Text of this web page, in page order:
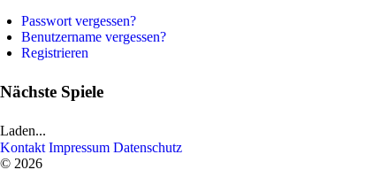
Passwort vergessen?
Benutzername vergessen?
Registrieren
Nächste Spiele
Laden...
Kontakt Impressum Datenschutz
© 2026